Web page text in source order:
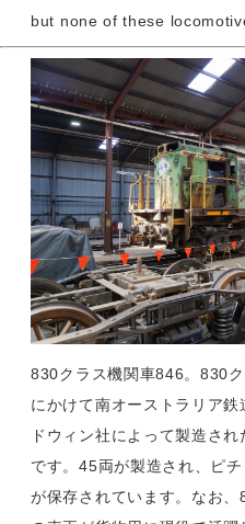
but none of these
830クラス機関車846。830
にかけて南オーストラリア
ドウィン社によって製造さ
です。45両が製造され、ピ
が保存されています。なお